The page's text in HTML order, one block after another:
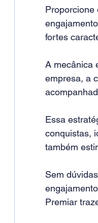
Proporcione
fortes
A mecânica
empresa, a
Essa
conquistas,
também
Sem
Premiar